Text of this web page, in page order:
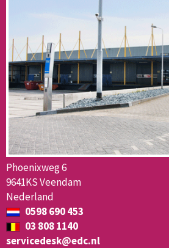
Phoenixweg 6
9641KS Veendam
Nederland
0598 690 453
03 808 1140
servicedesk@edc.nl